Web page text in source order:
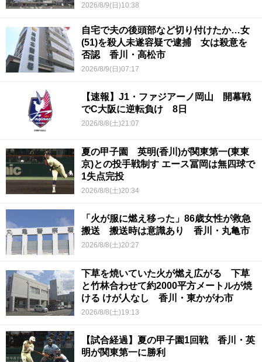
2026/8/9(日)10:38
自宅で夫の後頭部など切り付けたか…女
(51)を殺人未遂容疑で逮捕 女は殺意を
否認 香川・高松市
2026/8/9(日)07:17
【速報】J1・ファジアーノ岡山 開幕戦
でC大阪に逆転負け 8日
2026/8/8(土)21:07
夏の甲子園 英明(香川)が関東第一(東東
京)との投手戦制す エース冨岡は無四球で
1失点完投
2026/8/8(土)20:34
「火が服に燃え移った」86歳女性が救急
搬送 搬送時は意識あり 香川・丸亀市
2026/8/8(土)20:27
下草を焼いていた火が燃え広がる 下草
と竹林合わせて約2000平方メートルが焼
ける けが人なし 香川・東かがわ市
2026/8/8(土)19:13
【試合経過】夏の甲子園1回戦 香川・英
明が関東第一に勝利